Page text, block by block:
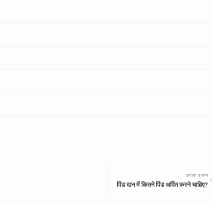
अगला प्रश्न
पिंड दान में कितने पिंड अर्पित करने चाहिए?